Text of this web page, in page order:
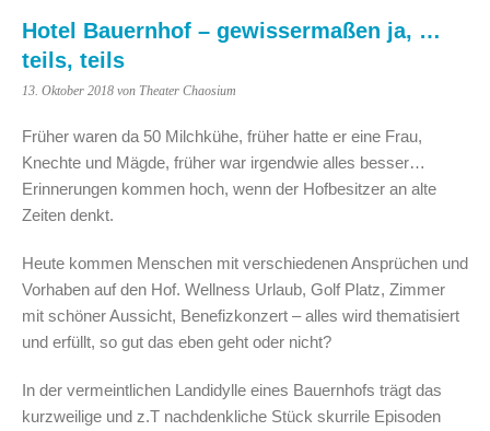
Hotel Bauernhof – gewissermaßen ja, …
teils, teils
13. Oktober 2018 von Theater Chaosium
Früher waren da 50 Milchkühe, früher hatte er eine Frau,
Knechte und Mägde, früher war irgendwie alles besser…
Erinnerungen kommen hoch, wenn der Hofbesitzer an alte
Zeiten denkt.
Heute kommen Menschen mit verschiedenen Ansprüchen und
Vorhaben auf den Hof. Wellness Urlaub, Golf Platz, Zimmer
mit schöner Aussicht, Benefizkonzert – alles wird thematisiert
und erfüllt, so gut das eben geht oder nicht?
In der vermeintlichen Landidylle eines Bauernhofs trägt das
kurzweilige und z.T nachdenkliche Stück skurrile Episoden